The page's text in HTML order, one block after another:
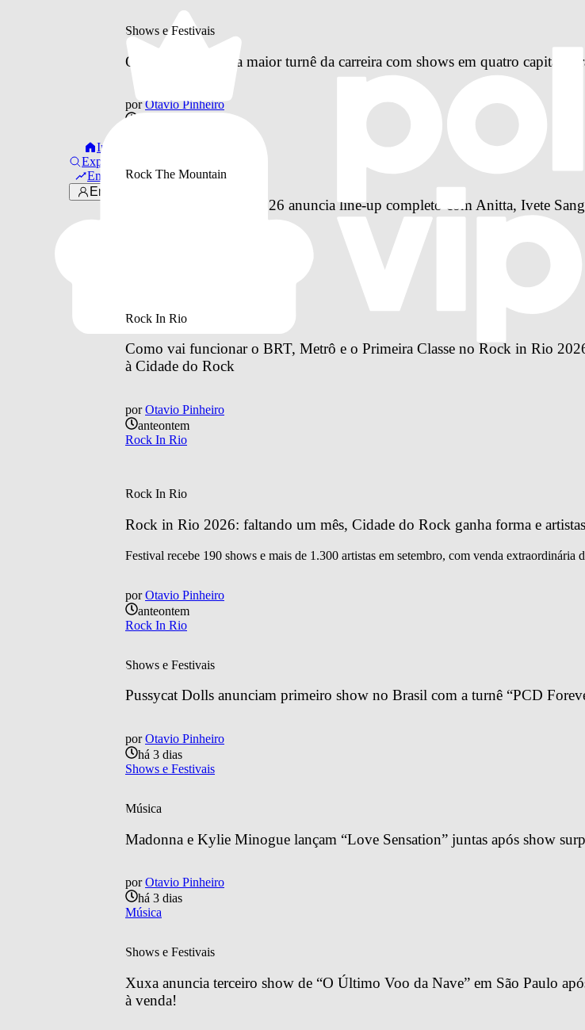
Início
Explorar
Em alta
Entrar
Shows e Festivais
Os Garotin anuncia maior turnê da carreira com shows em quatro capitais
por Otavio Pinheiro
Rock The Mountain
Rock The Mountain 2026 anuncia line-up completo com Anitta, Ivete
Rock In Rio
Como vai funcionar o BRT, Metrô e o Primeira Classe no Rock in Rio
à Cidade do Rock
por Otavio Pinheiro
anteontem
Rock In Rio
Rock In Rio
Rock in Rio 2026: faltando um mês, Cidade do Rock ganha forma e
Festival recebe 190 shows e mais de 1.300 artistas em setembro, com venda extraordinária
por Otavio Pinheiro
anteontem
Rock In Rio
Shows e Festivais
Pussycat Dolls anunciam primeiro show no Brasil com a turnê “PCD
por Otavio Pinheiro
há 3 dias
Shows e Festivais
Música
Madonna e Kylie Minogue lançam “Love Sensation” juntas após show
por Otavio Pinheiro
há 3 dias
Música
Shows e Festivais
Xuxa anuncia terceiro show de “O Último Voo da Nave” em São Paulo
à venda!